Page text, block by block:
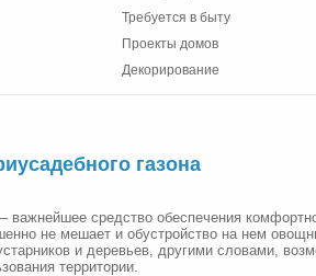
Требуется в быту
Проекты домов
Декорирование
газона
важнейшее средство обеспечения
не мешает и обустройство на нем
и деревьев, другими словами,
территории.